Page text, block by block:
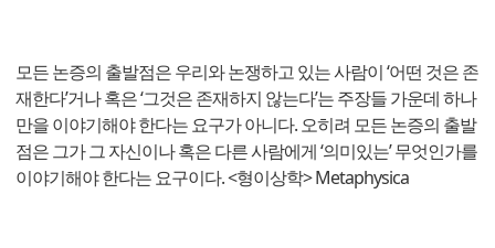
모든 논증의 출발점은 우리와 논쟁하고 있는 사람이 ‘어떤 것은 존
재한다’거나 혹은 ‘그것은 존재하지 않는다’는 주장들 가운데 하나
만을 이야기해야 한다는 요구가 아니다. 오히려 모든 논증의 출발
점은 그가 그 자신이나 혹은 다른 사람에게 ‘의미있는’ 무엇인가를
이야기해야 한다는 요구이다. <형이상학> Metaphysica